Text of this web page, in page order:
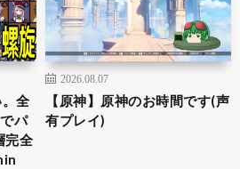
。全
パ
完全
2026.08.07
【原神】原神のお時間です(声
有プレイ)